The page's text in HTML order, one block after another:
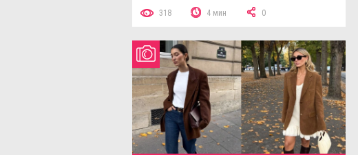
318 4 мин 0